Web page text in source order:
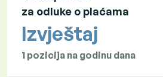
za odluke o plaćama
Izvještaj
1 pozicija na godinu dana